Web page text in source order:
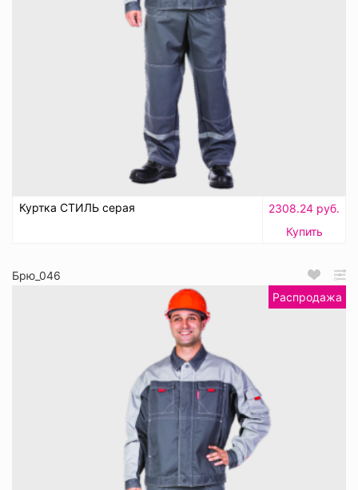
Куртка СТИЛЬ серая
2308.24 руб.
Купить
Брю_046
Распродажа